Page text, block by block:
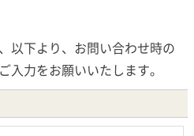
以下より、お問い合わせ時の
入力をお願いいたします。